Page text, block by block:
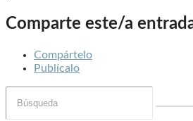
Comparte este/a
Compártelo
Publícalo